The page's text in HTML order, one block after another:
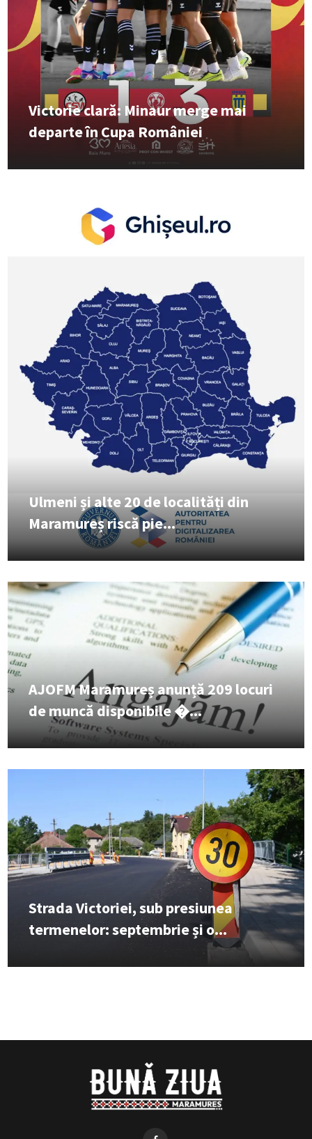
Victorie clară: Minaur merge mai
departe în Cupa României
Ulmeni și alte 20 de localități din
Maramureș riscă pie...
AJOFM Maramureș anunță 209 locuri
de muncă disponibile �...
Strada Victoriei, sub presiunea
termenelor: septembrie și o...